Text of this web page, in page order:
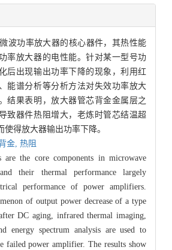
波功率放大器的核心器件，其热性能
率放大器的电性能。针对某一型号功
后出现输出功率下降的现象，利用红
能谱分析等分析方法对失效功率放大
结果表明，放大器管芯背金金属层之
致器件热阻增大，老炼时管芯结温超
得放大器输出功率下降。
金, 热阻
are the core components in microwave
their thermal performance largely
performance of power amplifiers.
of output power decrease of a type
DC aging, infrared thermal imaging,
energy spectrum analysis are used to
failed power amplifier. The results show